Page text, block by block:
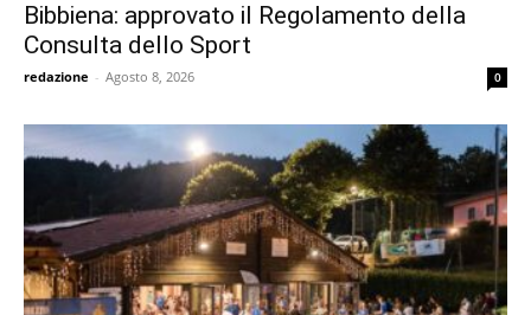
Bibbiena: approvato il Regolamento della
Consulta dello Sport
redazione - Agosto 8, 2026 0